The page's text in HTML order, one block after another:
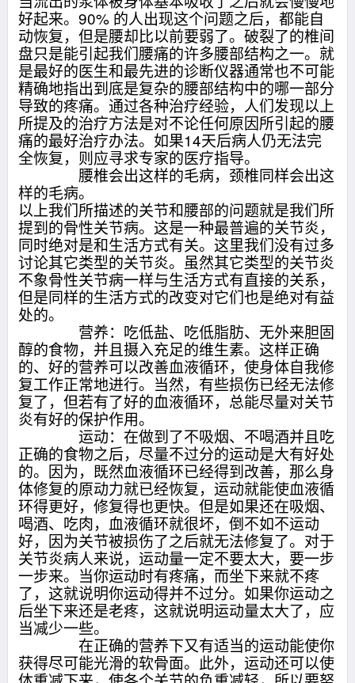
好起来。90% 的人出现这个问题之后，都能自
动恢复，但是腰却比以前要弱了。破裂了的椎间
盘只是能引起我们腰痛的许多腰部结构之一。就
是最好的医生和最先进的诊断仪器通常也不可能
精确地指出到底是复杂的腰部结构中的哪一部分
导致的疼痛。通过各种治疗经验，人们发现以上
所提及的治疗方法是对不论任何原因所引起的腰
痛的最好治疗办法。如果14天后病人仍无法完
全恢复，则应寻求专家的医疗指导。
腰椎会出这样的毛病，颈椎同样会出这
样的毛病。
以上我们所描述的关节和腰部的问题就是我们所
提到的骨性关节病。这是一种最普遍的关节炎，
同时绝对是和生活方式有关。这里我们没有过多
讨论其它类型的关节炎。虽然其它类型的关节炎
不象骨性关节病一样与生活方式有直接的关系，
但是同样的生活方式的改变对它们也是绝对有益
处的。
营养：吃低盐、吃低脂肪、无外来胆固
醇的食物，并且摄入充足的维生素。这样正确
的、好的营养可以改善血液循环，使身体自我修
复工作正常地进行。当然，有些损伤已经无法修
复了，但若有了好的血液循环，总能尽量对关节
炎有好的保护作用。
运动：在做到了不吸烟、不喝酒并且吃
正确的食物之后，尽量不过分的运动是大有好处
的。因为，既然血液循环已经得到改善，那么身
体修复的原动力就已经恢复，运动就能使血液循
环得更好，修复得也更快。但是如果还在吸烟、
喝酒、吃肉，血液循环就很坏，倒不如不运动
好，因为关节被损伤了之后就无法修复了。对于
关节炎病人来说，运动量一定不要太大，要一步
一步来。当你运动时有疼痛，而坐下来就不疼
了，这就说明你运动得并不过分。如果你运动之
后坐下来还是老疼，这就说明运动量太大了，应
当减少一些。
在正确的营养下又有适当的运动能使你
获得尽可能光滑的软骨面。此外，运动还可以使